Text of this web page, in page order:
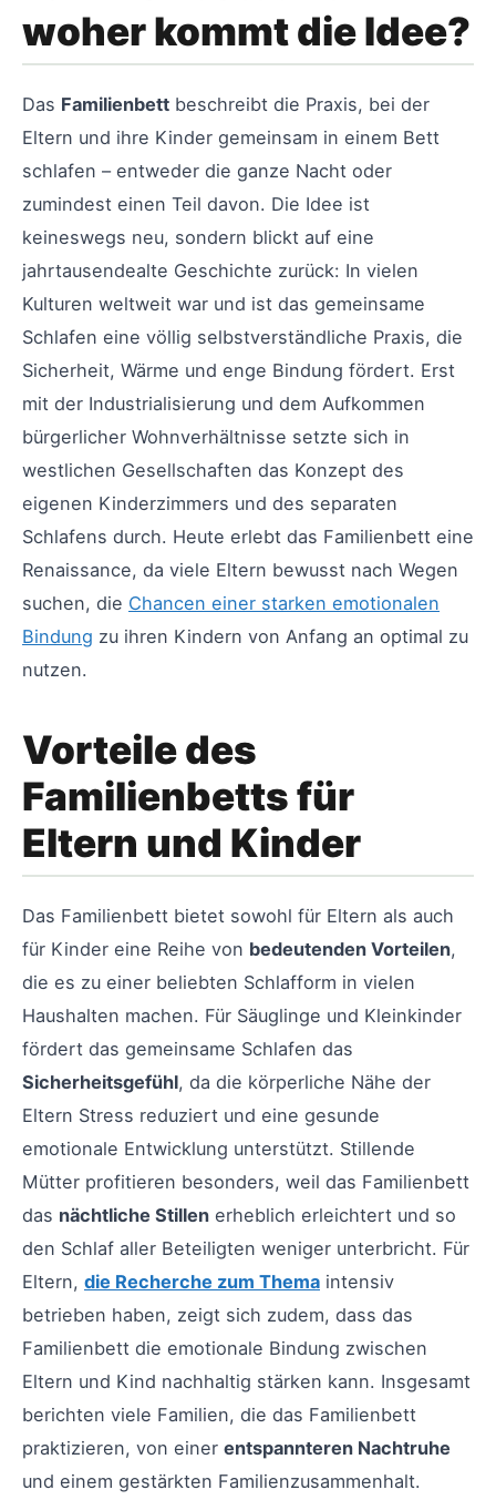
woher kommt die Idee?
Das Familienbett beschreibt die Praxis, bei der
Eltern und ihre Kinder gemeinsam in einem Bett
schlafen – entweder die ganze Nacht oder
zumindest einen Teil davon. Die Idee ist
keineswegs neu, sondern blickt auf eine
jahrtausendealte Geschichte zurück: In vielen
Kulturen weltweit war und ist das gemeinsame
Schlafen eine völlig selbstverständliche Praxis, die
Sicherheit, Wärme und enge Bindung fördert. Erst
mit der Industrialisierung und dem Aufkommen
bürgerlicher Wohnverhältnisse setzte sich in
westlichen Gesellschaften das Konzept des
eigenen Kinderzimmers und des separaten
Schlafens durch. Heute erlebt das Familienbett eine
Renaissance, da viele Eltern bewusst nach Wegen
suchen, die Chancen einer starken emotionalen
Bindung zu ihren Kindern von Anfang an optimal zu
nutzen.
Vorteile des
Familienbetts für
Eltern und Kinder
Das Familienbett bietet sowohl für Eltern als auch
für Kinder eine Reihe von bedeutenden Vorteilen,
die es zu einer beliebten Schlafform in vielen
Haushalten machen. Für Säuglinge und Kleinkinder
fördert das gemeinsame Schlafen das
Sicherheitsgefühl, da die körperliche Nähe der
Eltern Stress reduziert und eine gesunde
emotionale Entwicklung unterstützt. Stillende
Mütter profitieren besonders, weil das Familienbett
das nächtliche Stillen erheblich erleichtert und so
den Schlaf aller Beteiligten weniger unterbricht. Für
Eltern, die Recherche zum Thema intensiv
betrieben haben, zeigt sich zudem, dass das
Familienbett die emotionale Bindung zwischen
Eltern und Kind nachhaltig stärken kann. Insgesamt
berichten viele Familien, die das Familienbett
praktizieren, von einer entspannteren Nachtruhe
und einem gestärkten Familienzusammenhalt.